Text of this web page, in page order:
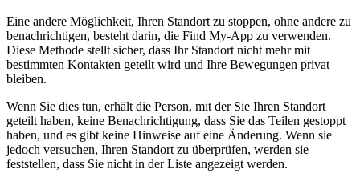
Eine andere Möglichkeit, Ihren Standort zu stoppen, ohne andere zu
benachrichtigen, besteht darin, die Find My-App zu verwenden.
Diese Methode stellt sicher, dass Ihr Standort nicht mehr mit
bestimmten Kontakten geteilt wird und Ihre Bewegungen privat
bleiben.
Wenn Sie dies tun, erhält die Person, mit der Sie Ihren Standort
geteilt haben, keine Benachrichtigung, dass Sie das Teilen gestoppt
haben, und es gibt keine Hinweise auf eine Änderung. Wenn sie
jedoch versuchen, Ihren Standort zu überprüfen, werden sie
feststellen, dass Sie nicht in der Liste angezeigt werden.